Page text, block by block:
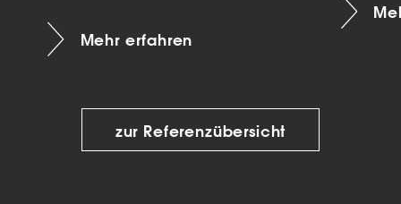
Mehr erfahren
zur Referenzübersicht